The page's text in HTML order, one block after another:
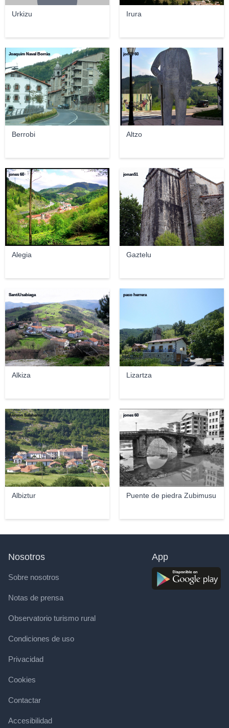
Urkizu Irura
Berrobi
Joaquim Naval Borràs
Altzo
jones 60
Alegia
jones 60
Gaztelu
jonan51
Alkiza
SantiUsabiaga
Lizartza
paco herrera
Albiztur
Antxon Salaberria
Puente de piedra Zubimusu
jones 60
Nosotros
Sobre nosotros
Notas de prensa
Observatorio turismo rural
Condiciones de uso
Privacidad
Cookies
Contactar
Accesibilidad
App